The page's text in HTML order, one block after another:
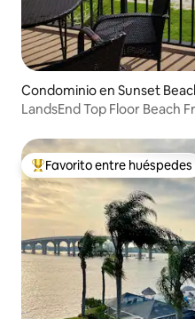
Condominio en Sunset
LandsEnd Top Floor Beach
De los mejores en Favorito
Favorito entre huéspedes